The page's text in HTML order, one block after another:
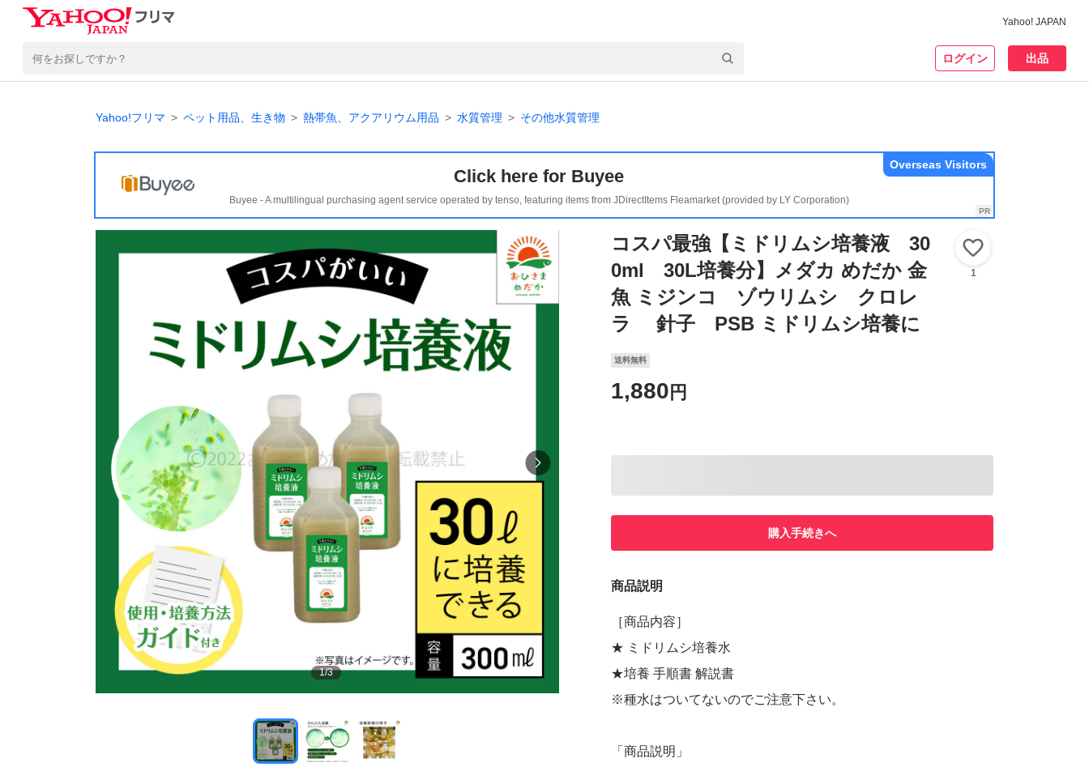
Yahoo! JAPAN
ログイン 出品
Yahoo!フリマ ペット用品、生き物 熱帯魚、アクアリウム用品 水質管理 その他水質管理
Click here for Buyee
Buyee - A multilingual purchasing agent service operated by tenso, featuring items from JDirectItems Fleamarket (provided by LY Corporation)
Overseas Visitors
1/3
コスパ最強【ミドリムシ培養液 30
0ml 30L培養分】メダカ めだか 金
魚 ミジンコ ゾウリムシ クロレ
ラ 針子 PSB ミドリムシ培養に
1
送料無料
1,880 円
購入手続きへ
商品説明
［商品内容］
★ ミドリムシ培養水
★培養 手順書 解説書
※種水はついてないのでご注意下さい。
「商品説明」